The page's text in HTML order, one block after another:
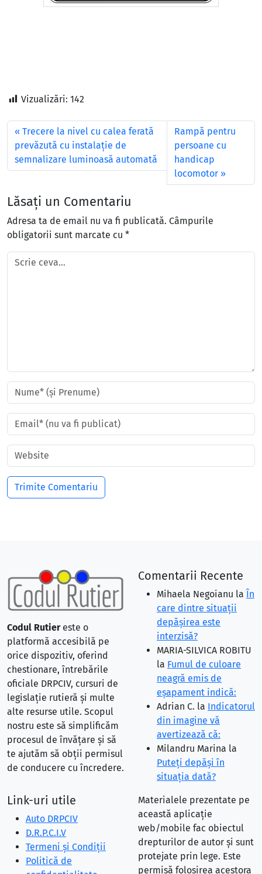
Vizualizări: 142
Trecere la nivel cu calea ferată
prevăzută cu instalație de
semnalizare luminoasă automată
Rampă pentru
persoane cu
handicap
locomotor
Lăsați un Comentariu
Adresa ta de email nu va fi publicată. Câmpurile
obligatorii sunt marcate cu *
Codul Rutiereste o
platformă accesibilă pe
orice dispozitiv, oferind
chestionare, întrebările
oficiale DRPCIV, cursuri de
legislație rutieră și multe
alte resurse utile. Scopul
nostru este să simplificăm
procesul de învățare și să
te ajutăm să obții permisul
de conducere cu încredere.
Comentarii Recente
Mihaela Negoianu la În
care dintre situaţii
depăşirea este
interzisă?
MARIA-SILVICA ROBITU
la Fumul de culoare
neagră emis de
eşapament indică:
Adrian C. la Indicatorul
din imagine vă
avertizează că:
Milandru Marina la
Puteţi depăşi în
situaţia dată?
Link-uri utile
Auto DRPCIV
D.R.P.C.I.V
Termeni și Condiții
Politică de
Materialele prezentate pe
această aplicație
web/mobile fac obiectul
drepturilor de autor și sunt
protejate prin lege. Este
permisă folosirea acestora